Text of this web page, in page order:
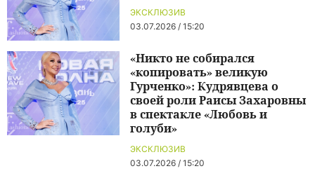
ЭКСКЛЮЗИВ
03.07.2026 / 15:20
ЭКСКЛЮЗИВ
03.07.2026 / 15:20
«Никто не собирался
«копировать» великую
Гурченко»: Кудрявцева о
своей роли Раисы Захаровны
в спектакле «Любовь и
голуби»